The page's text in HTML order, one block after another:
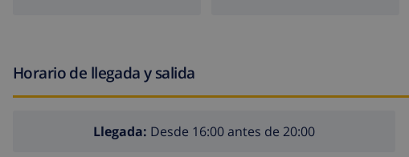
Horario de llegada y salida
Llegada: Desde 16:00 antes de 20:00